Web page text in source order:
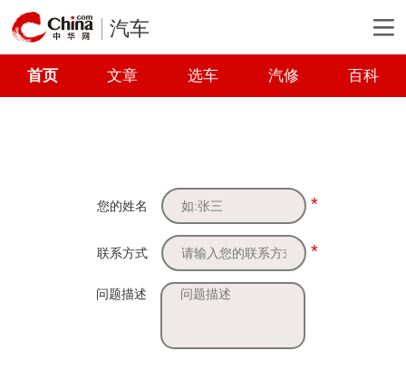
汽车
首页 文章 选车 汽修 百科
您的姓名 *
联系方式 *
问题描述